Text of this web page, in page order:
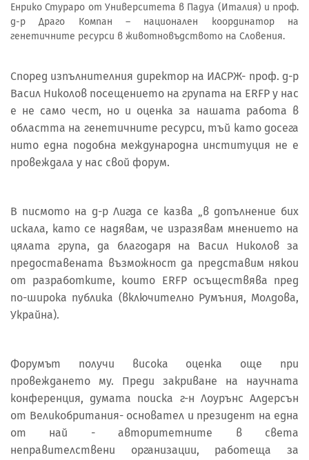
Енрико Стураро от Университета в Падуа (Италия) и проф.
д-р Драго Компан – национален координатор на
генетичните ресурси в животновъдството на Словения.
Според изпълнителния директор на ИАСРЖ- проф. д-р
Васил Николов посещението на групата на ERFP у нас
е не само чест, но и оценка за нашата работа в
областта на генетичните ресурси, тъй като досега
нито една подобна международна институция не е
провеждала у нас свой форум.
В писмото на д-р Лигда се казва „в допълнение бих
искала, като се надявам, че изразявам мнението на
цялата група, да благодаря на Васил Николов за
предоставената възможност да представим някои
от разработките, които ERFP осъществява пред
по-широка публика (включително Румъния, Молдова,
Украйна).
Форумът получи висока оценка още при
провеждането му. Преди закриване на научната
конференция, думата поиска г-н Лоурънс Алдерсън
от Великобритания- основател и президент на една
от най - авторитетните в света
неправителствени организации, работеща за